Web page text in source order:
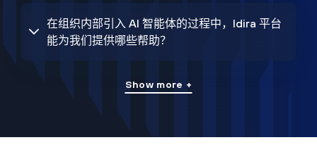
在组织内部引入 AI 智能体的过程中，Idira 平台
能为我们提供哪些帮助？
Show more +